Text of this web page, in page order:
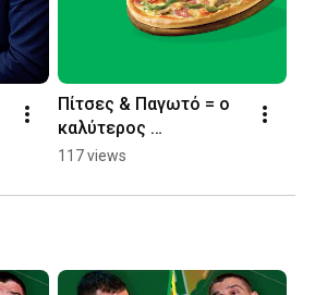
Πίτσες & Παγωτό = ο
καλύτερος
συνδυασμός!
117 views